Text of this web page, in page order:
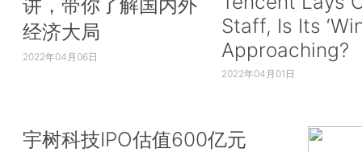
经济大局
2022年04月06日
Staff, Is Its
Approaching?
2022年04月01日
宇树科技IPO估值600亿元